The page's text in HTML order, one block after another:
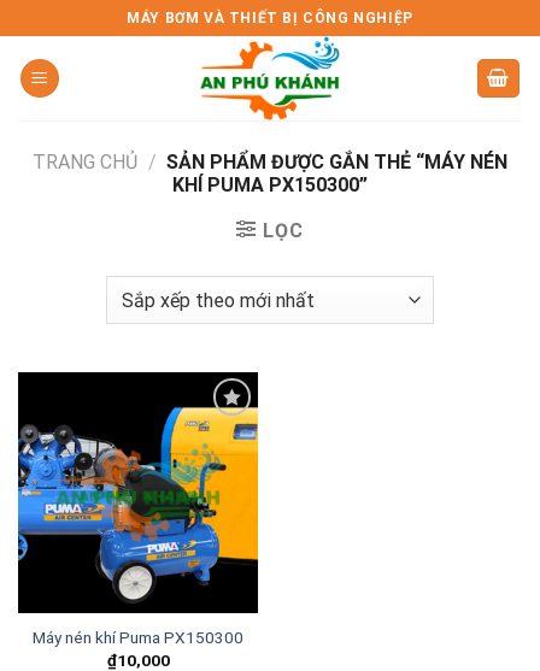
to
content
MÁY BƠM VÀ THIẾT BỊ CÔNG NGHIỆP
TRANG CHỦ / SẢN PHẨM ĐƯỢC GẮN THẺ “MÁY NÉN
KHÍ PUMA PX150300”
LỌC
Add to
wishlist
Máy nén khí Puma PX150300
₫10,000